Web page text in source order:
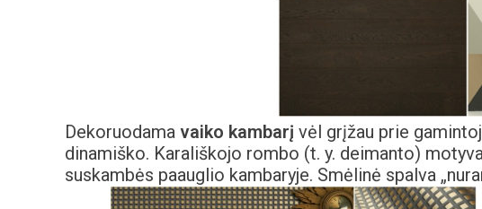
Dekoruodama vaiko kambarį vėl grįžau prie
dinamiško. Karališkojo rombo (t. y. deimanto)
suskambės paauglio kambaryje. Smėlinė spalva